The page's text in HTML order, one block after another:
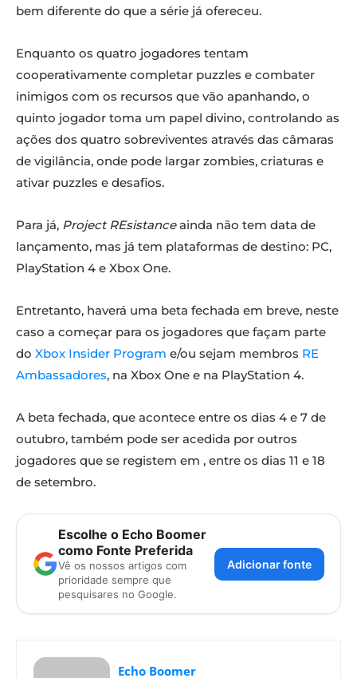
bem diferente do que a série já ofereceu.
Enquanto os quatro jogadores tentam
cooperativamente completar puzzles e combater
inimigos com os recursos que vão apanhando, o
quinto jogador toma um papel divino, controlando as
ações dos quatro sobreviventes através das câmaras
de vigilância, onde pode largar zombies, criaturas e
ativar puzzles e desafios.
Para já, Project REsistanceainda não tem data de
lançamento, mas já tem plataformas de destino: PC,
PlayStation 4 e Xbox One.
Entretanto, haverá uma beta fechada em breve, neste
caso a começar para os jogadores que façam parte
do Xbox Insider Program e/ou sejam membros RE
Ambassadores, na Xbox One e na PlayStation 4.
A beta fechada, que acontece entre os dias 4 e 7 de
outubro, também pode ser acedida por outros
jogadores que se registem em , entre os dias 11 e 18
de setembro.
Escolhe o Echo Boomer
como Fonte Preferida
Vê os nossos artigos com
prioridade sempre que
pesquisares no Google.
Adicionar fonte
Echo Boomer